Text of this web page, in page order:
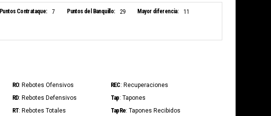
Puntos Contrataque: 7 Puntos del Banquillo: 29 Mayor diferencia: 11
RO: Rebotes Ofensivos REC: Recuperaciones
RD: Rebotes Defensivos Tap: Tapones
RT: Rebotes Totales TapRe: Tapones Recibidos